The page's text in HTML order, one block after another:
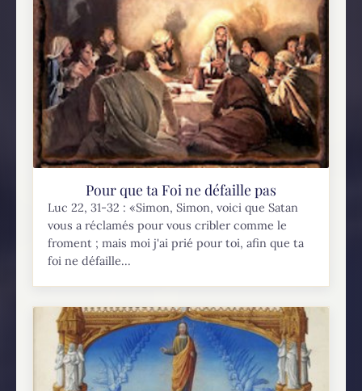
Pour que ta Foi ne défaille pas
Luc 22, 31-32 : «Simon, Simon, voici que Satan
vous a réclamés pour vous cribler comme le
froment ; mais moi j'ai prié pour toi, afin que ta
foi ne défaille...